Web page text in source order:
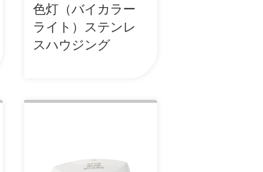
色灯（バイカラー
ライト）ステンレ
スハウジング